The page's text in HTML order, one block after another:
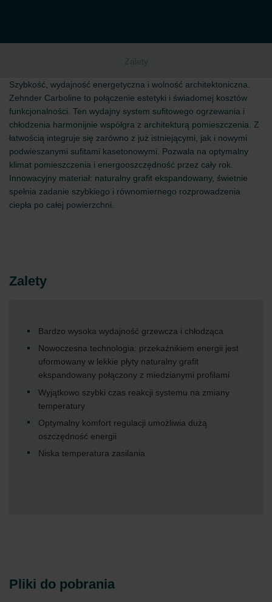
Zalety
Szybkość, wydajność energetyczna i wolność architektoniczna.
Zehnder Carboline to połączenie estetyki i świadomej kosztów
funkcjonalności. Ten wydajny system sufitowego ogrzewania i
chłodzenia harmonijnie współgra z architekturą pomieszczenia. Z
łatwością integruje się zarówno z już istniejącymi, jak i nowymi
podwieszanymi sufitami kasetonowymi. Pozwala na optymalny
klimat pomieszczenia i energooszczędność przez cały rok.
Innowacyjny materiał: naturalny grafit ekspandowany, świetnie
spełnia zadanie szybkiego i równomiernego rozprowadzenia
ciepła po całej powierzchni.
Zalety
Bardzo wysoka wydajność grzewcza i chłodząca
Nowoczesna technologia: przekaźnikiem energii jest
uformowany w lekkie płyty naturalny grafit
ekspandowany połączony z miedzianymi profilami
Wyjątkowo szybki czas reakcji systemu na zmiany
temperatury
Optymalny komfort regulacji umożliwia dużą
oszczędność energii
Niska temperatura zasilania
Pliki do pobrania